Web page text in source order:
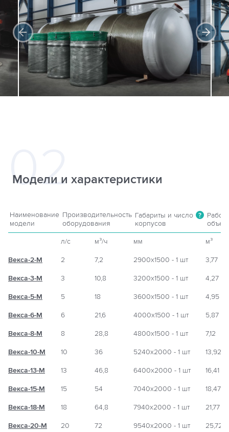
Модели и характеристики
Наименование Производительность Габариты и число ?
модели
оборудования корпусов объем
л/с м³/ч мм м³
Векса-2-М 2 7,2 2900х1500 - 1 шт 3,77
Векса-3-М 3 10,8 3200х1500 - 1 шт 4,27
Векса-5-М 5 18 3600х1500 - 1 шт 4,95
Векса-6-М 6 21,6 4000х1500 - 1 шт 5,87
Векса-8-М 8 28,8 4800х1500 - 1 шт 7,12
Векса-10-М 10 36 5240х2000 - 1 шт 13,92
Векса-13-М 13 46,8 6400х2000 - 1 шт 16,41
Векса-15-М 15 54 7040х2000 - 1 шт 18,47
Векса-18-М 18 64,8 7940х2000 - 1 шт 21,77
Векса-20-М 20 72 9540х2000 - 1 шт 25,72